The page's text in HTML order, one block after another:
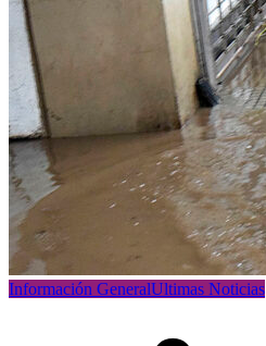
Información GeneralUltimas Noticias